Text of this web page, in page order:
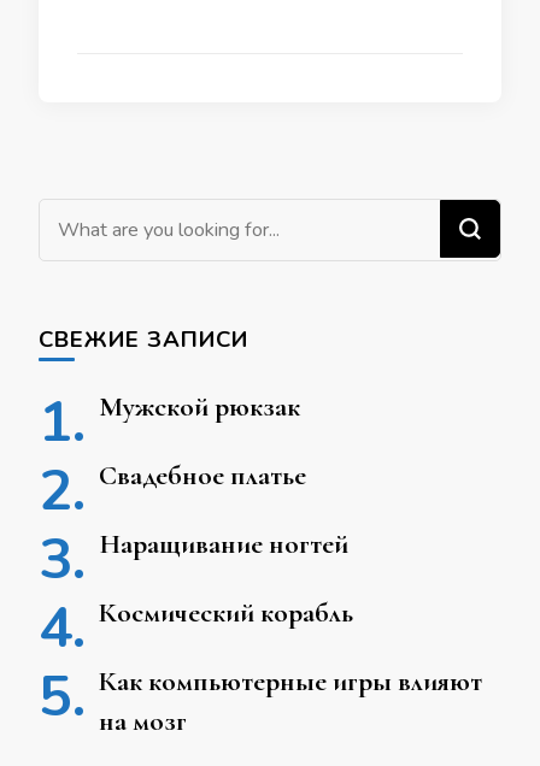
Ищите что-то?
СВЕЖИЕ ЗАПИСИ
Мужской рюкзак
Свадебное платье
Наращивание ногтей
Космический корабль
Как компьютерные игры влияют
на мозг